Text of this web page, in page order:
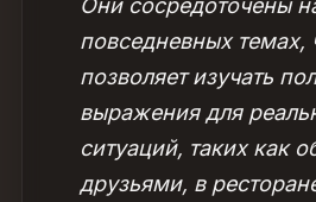
Они сосредоточены
повседневных темах,
позволяет изучать
выражения для
ситуаций, таких как
друзьями, в